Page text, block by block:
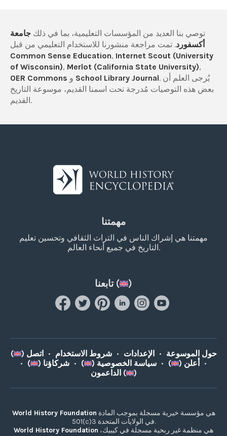
توصي بنا العديد من المؤسسات التعليمية، بما في ذلك جامعة
أكسفورد. تمت مراجعة منشورنا للاستخدام التعليمي من قبل
Common Sense Education, Internet Scout (University
of Wisconsin), Merlot (California State University),
OER Commons
School Library Journal. يُرجى العلم أن
بعض هذه التوصيات مُدرجة تحت اسمنا القديم، موسوعة التاريخ
القديم.
مهمتنا
مهمتنا هي إشراك الناس في التراث الثقافي وتحسين تعليم
التاريخ في جميع أنحاء العالم.
تابعنا ( )
حول الموسوعة • الإعدادات • شروط الاستخدام • اتصل (
)
•
أعلن ( )
• سياسة الخصوصية ( )
• شركاؤنا ( )
•
الداعمون (
)
World History Foundation
501(c)3 في الولايات المتحدة.
World History Foundation